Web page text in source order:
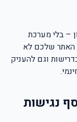
– בלי מערכת
האתר שלכם לא
וגם להעניק
נגישות